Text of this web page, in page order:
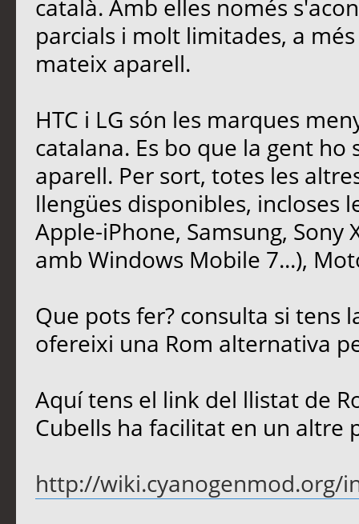
català. Amb elles només
parcials i molt limitades, a
mateix aparell.
HTC i LG són les marques
catalana. Es bo que la gent
aparell. Per sort, totes les
llengües disponibles, incloses
Apple-iPhone, Samsung, Sony
amb Windows Mobile 7...),
Que pots fer? consulta si tens
ofereixi una Rom alternativa
Aquí tens el link del llistat de
Cubells ha facilitat en un altre
http://wiki.cyanogenmod.org/